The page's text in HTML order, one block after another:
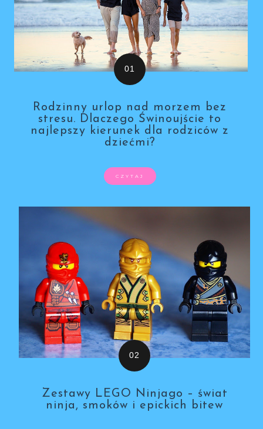
Rodzinny urlop nad morzem bez
stresu. Dlaczego Świnoujście to
najlepszy kierunek dla rodziców z
dziećmi?
CZYTAJ
Zestawy LEGO Ninjago – świat
ninja, smoków i epickich bitew